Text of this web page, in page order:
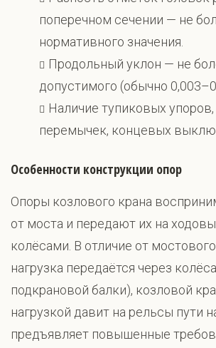
поперечном сечении — не
нормативного значения.
Продольный уклон — не
допустимого (обычно
Наличие тупиковых
перемычек, концевых
Особенности конструкции опор
Опоры козлового крана
от моста и передают их на
колёсами. В отличие от
нагрузка передаётся через
подкрановой балки), козловой
нагрузкой давит на рельсы пути
предъявляет повышенные